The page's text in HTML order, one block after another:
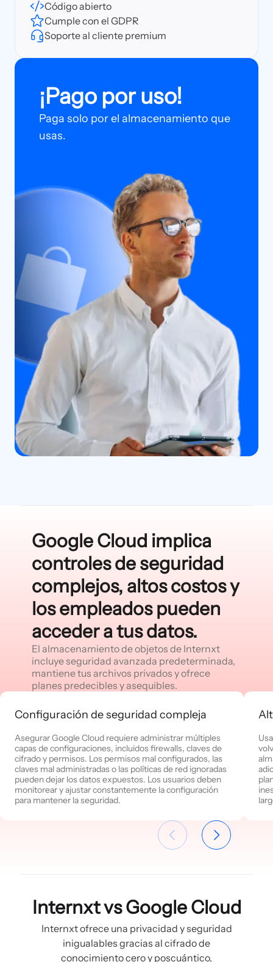
¡Pago por uso!
Paga solo por el almacenamiento que
usas.
Código abierto
Cumple con el GDPR
Soporte al cliente premium
Google Cloud implica
controles de seguridad
complejos, altos costos y
los empleados pueden
acceder a tus datos.
El almacenamiento de objetos de Internxt
incluye seguridad avanzada predeterminada,
mantiene tus archivos privados y ofrece
planes predecibles y asequibles.
Configuración de seguridad compleja
Asegurar Google Cloud requiere administrar múltiples
capas de configuraciones, incluidos firewalls, claves de
cifrado y permisos. Los permisos mal configurados, las
claves mal administradas o las políticas de red ignoradas
pueden dejar los datos expuestos. Los usuarios deben
monitorear y ajustar constantemente la configuración
para mantener la seguridad.
Internxt vs Google Cloud
Internxt ofrece una privacidad y seguridad
inigualables gracias al cifrado de
conocimiento cero y poscuántico,